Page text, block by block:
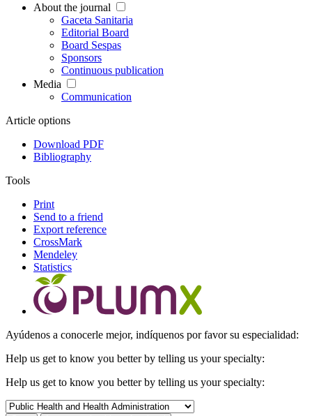
About the journal
Gaceta Sanitaria
Editorial Board
Board Sespas
Sponsors
Continuous publication
Media
Communication
Article options
Download PDF
Bibliography
Tools
Print
Send to a friend
Export reference
CrossMark
Mendeley
Statistics
Ayúdenos a conocerle mejor, indíquenos por favor su especialidad:
Help us get to know you better by telling us your specialty:
Help us get to know you better by telling us your specialty: